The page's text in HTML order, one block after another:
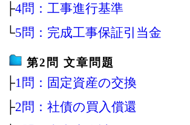
├4問：工事進行基準
└5問：完成工事保証引当金
第2問 文章問題
├1問：固定資産の交換
├2問：社債の買入償還